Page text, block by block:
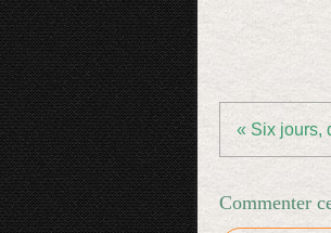
« Six jours,
Commenter